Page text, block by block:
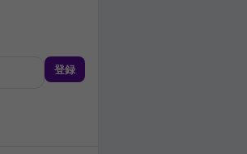
登録